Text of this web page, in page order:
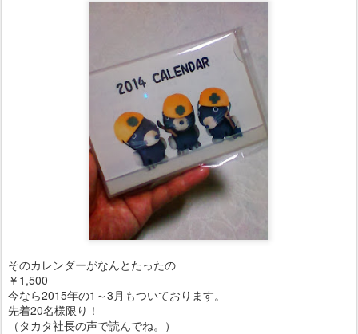
そのカレンダーがなんとたったの
￥1,500
今なら2015年の1～3月もついております。
先着20名様限り！
（タカタ社長の声で読んでね。）